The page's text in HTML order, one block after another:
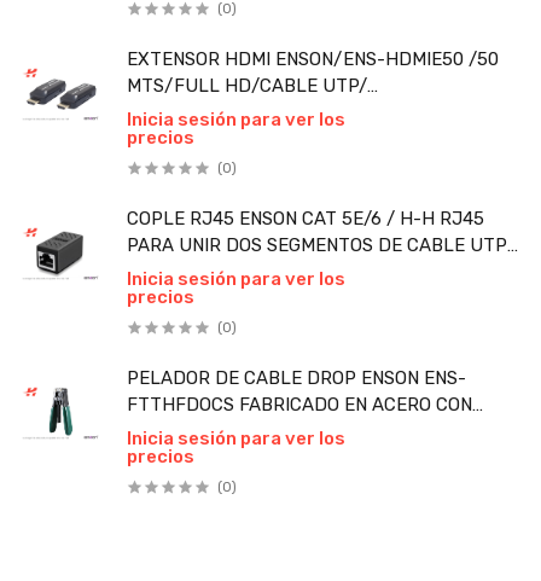
(0)
EXTENSOR HDMI ENSON/ENS-HDMIE50 /50
MTS/FULL HD/CABLE UTP/
CAT6/CAT6A/CAT7 PIEZA
Inicia sesión para ver los
precios
(0)
COPLE RJ45 ENSON CAT 5E/6 / H-H RJ45
PARA UNIR DOS SEGMENTOS DE CABLE UTP
PIEZA
Inicia sesión para ver los
precios
(0)
PELADOR DE CABLE DROP ENSON ENS-
FTTHFDOCS FABRICADO EN ACERO CON
MANGO DE PVC PIEZA
Inicia sesión para ver los
precios
(0)